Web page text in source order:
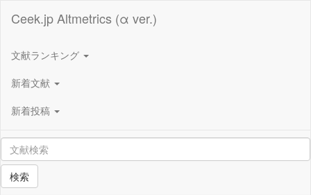
Ceek.jp Altmetrics (α ver.)
文献ランキング
新着文献
新着投稿
検索